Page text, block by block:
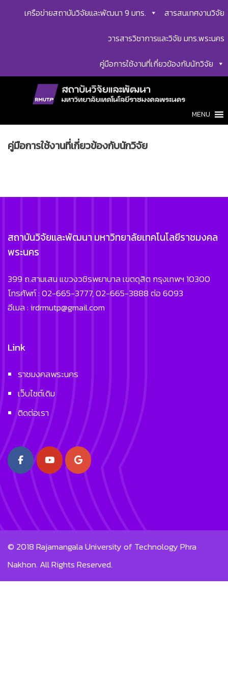
เครือข่ายสถาบันวิจัยและพัฒนา 9 มทร. สารสนเทศงานวิจัย
วารสารวิชาการและวิจัย มทร.พระนคร
คู่มือการใช้งานที่เกี่ยวข้องกับนักวิจัย
MENU
คู่มือการใช้งานที่เกี่ยวข้องกับนักวิจัย
สถาบันวิจัยและพัฒนา มหาวิทยาลัยเทคโนโลยีราชมงคล
พระนคร
399 ถ.สามเสน แขวงวชิรพยาบาล เขตดุสิต กรุงเทพฯ 10300
โทรศัพท์ : 02-665-3777, 02-665-3888 ต่อ 6093
อีเมล : irdrmutp@gmail.com
Link
ราชมงคลพระนคร
เว็บไซต์เดิม
ติดต่อเรา
© 2018Rajamangala University of Technology Phra
Nakhon. All Rights Reserved.